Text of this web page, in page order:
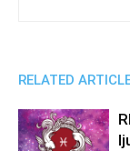
RELATED